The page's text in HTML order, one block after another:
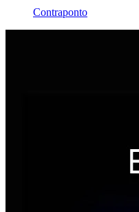
Contraponto